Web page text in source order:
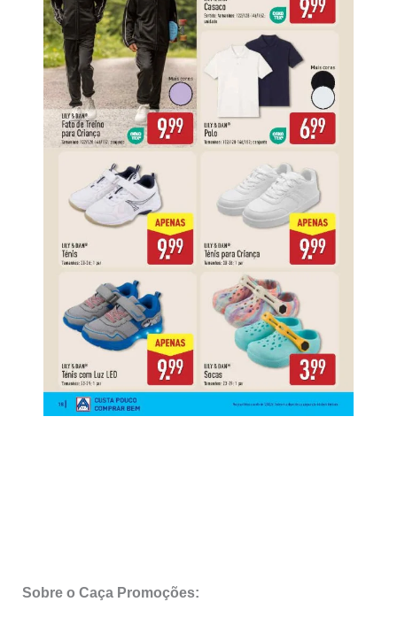
Sobre o Caça Promoções: